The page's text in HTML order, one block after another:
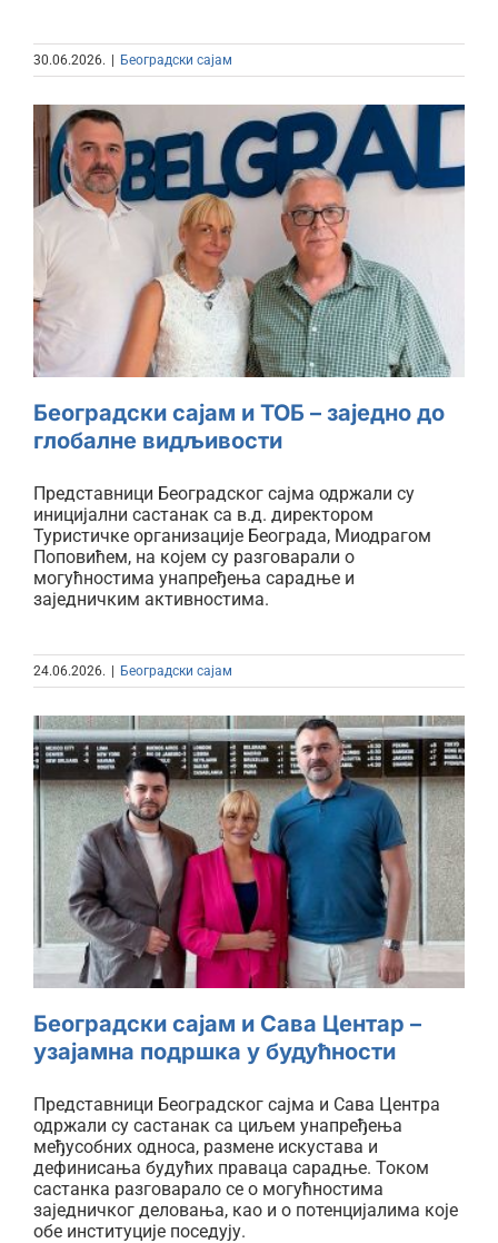
30.06.2026. | Београдски сајам
Београдски сајам и ТОБ –
заједно до глобалне
видљивости
Београдски сајам и ТОБ – заједно до
глобалне видљивости
Представници Београдског сајма одржали су
иницијални састанак са в.д. директором
Туристичке организације Београда, Миодрагом
Поповићем, на којем су разговарали о
могућностима унапређења сарадње и
заједничким активностима.
24.06.2026. | Београдски сајам
Београдски сајам и Сава
Центар – узајамна подршка у
будућности
Београдски сајам и Сава Центар –
узајамна подршка у будућности
Представници Београдског сајма и Сава Центра
одржали су састанак са циљем унапређења
међусобних односа, размене искустава и
дефинисања будућих праваца сарадње. Током
састанка разговарало се о могућностима
заједничког деловања, као и о потенцијалима које
обе институције поседују.